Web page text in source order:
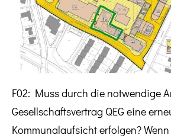
F02: Muss durch die notwendige
Gesellschaftsvertrag QEG eine
Kommunalaufsicht erfolgen? Wenn